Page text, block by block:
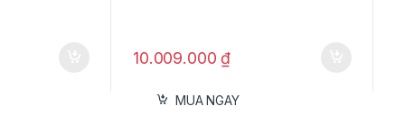
10.009.000 ₫
MUA NGAY